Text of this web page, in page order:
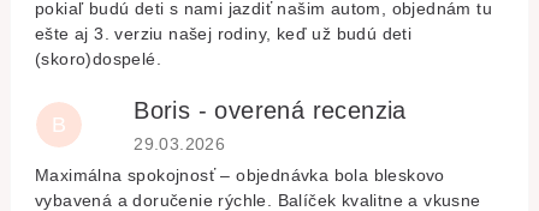
pokiaľ budú deti s nami jazdiť našim autom, objednám tu
ešte aj 3. verziu našej rodiny, keď už budú deti
(skoro)dospelé.
B
Boris - overená recenzia
Hodnocení obchodu je 5 z 5 hvězdiček.
29.03.2026
Maximálna spokojnosť – objednávka bola bleskovo
vybavená a doručenie rýchle. Balíček kvalitne a vkusne